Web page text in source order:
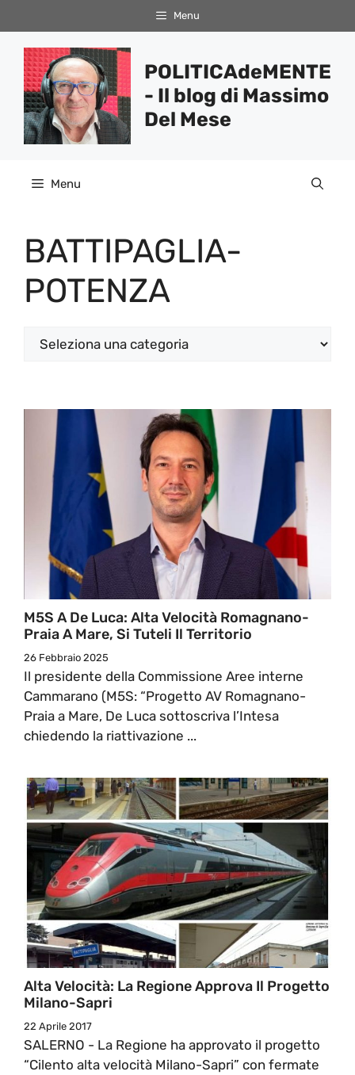
al
contenuto
Menu
POLITICAdeMENTE
- Il blog di Massimo
Del Mese
Menu
BATTIPAGLIA-
POTENZA
Categorie
M5S A De Luca: Alta Velocità Romagnano-
Praia A Mare, Si Tuteli Il Territorio
26 Febbraio 2025
Il presidente della Commissione Aree interne
Cammarano (M5S: “Progetto AV Romagnano-
Praia a Mare, De Luca sottoscriva l’Intesa
chiedendo la riattivazione ...
Alta Velocità: La Regione Approva Il Progetto
Milano-Sapri
22 Aprile 2017
SALERNO - La Regione ha approvato il progetto
“Cilento alta velocità Milano-Sapri” con fermate